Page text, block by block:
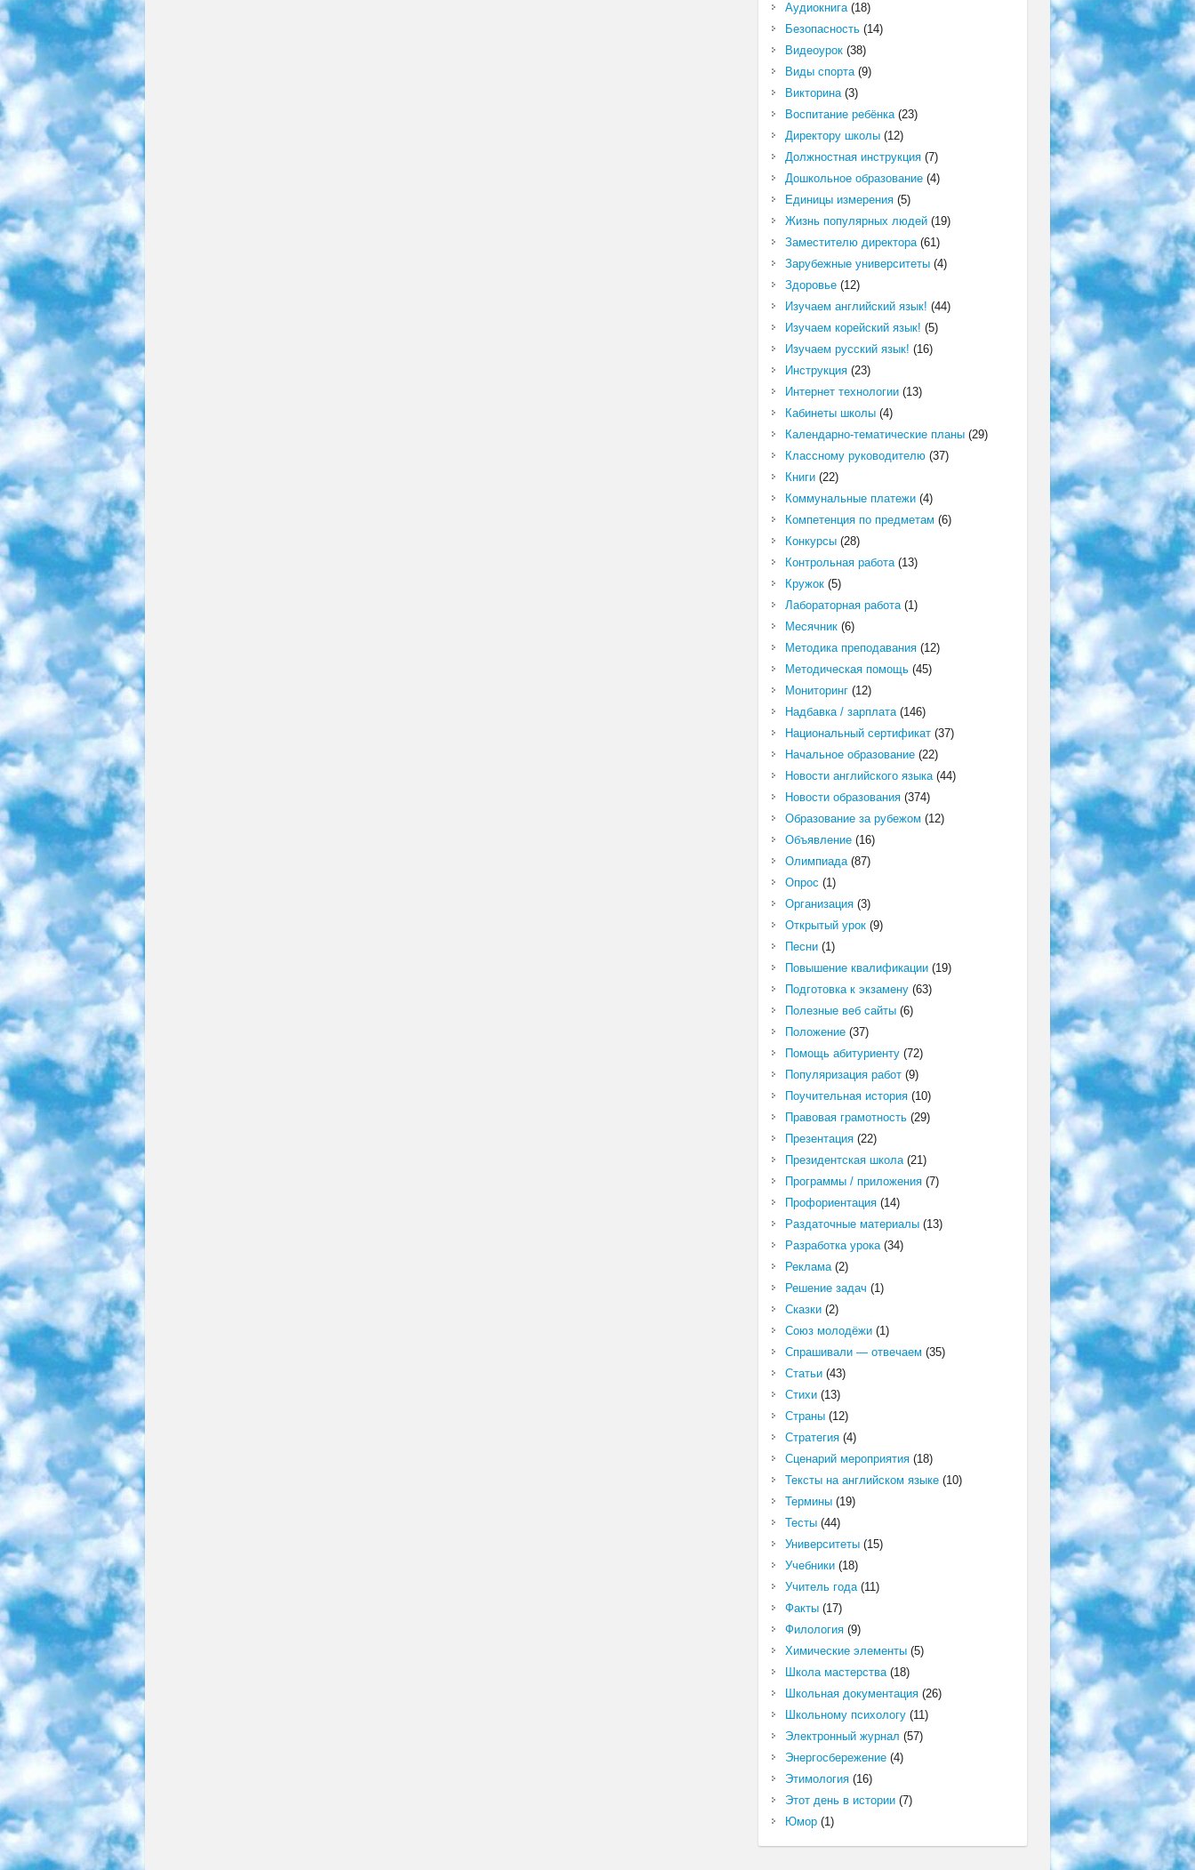
Аудиокнига(18)
Безопасность(14)
Видеоурок(38)
Виды спорта(9)
Викторина(3)
Воспитание ребёнка(23)
Директору школы(12)
Должностная инструкция(7)
Дошкольное образование(4)
Единицы измерения(5)
Жизнь популярных людей(19)
Заместителю директора(61)
Зарубежные университеты(4)
Здоровье(12)
Изучаем английский язык! (44)
Изучаем корейский язык! (5)
Изучаем русский язык! (16)
Инструкция(23)
Интернет технологии(13)
Кабинеты школы(4)
Календарно-тематические планы(29)
Классному руководителю(37)
Книги(22)
Коммунальные платежи(4)
Компетенция по предметам (6)
Конкурсы(28)
Контрольная работа(13)
Кружок(5)
Лабораторная работа(1)
Месячник(6)
Методика преподавания(12)
Методическая помощь(45)
Мониторинг(12)
Надбавка / зарплата(146)
Национальный сертификат(37)
Начальное образование(22)
Новости английского языка(44)
Новости образования(374)
Образование за рубежом (12)
Объявление(16)
Олимпиада(87)
Опрос (1)
Организация(3)
Открытый урок(9)
Песни(1)
Повышение квалификации(19)
Подготовка к экзамену(63)
Полезные веб сайты(6)
Положение(37)
Помощь абитуриенту(72)
Популяризация работ(9)
Поучительная история(10)
Правовая грамотность(29)
Презентация(22)
Президентская школа(21)
Программы / приложения(7)
Профориентация(14)
Раздаточные материалы(13)
Разработка урока(34)
Реклама(2)
Решение задач (1)
Сказки(2)
Союз молодёжи(1)
Спрашивали — отвечаем (35)
Статьи(43)
Стихи(13)
Страны(12)
Стратегия(4)
Сценарий мероприятия(18)
Тексты на английском языке(10)
Термины(19)
Тесты(44)
Университеты(15)
Учебники(18)
Учитель года(11)
Факты(17)
Филология(9)
Химические элементы(5)
Школа мастерства(18)
Школьная документация(26)
Школьному психологу(11)
Электронный журнал (57)
Энергосбережение(4)
Этимология(16)
Этот день в истории(7)
Юмор(1)